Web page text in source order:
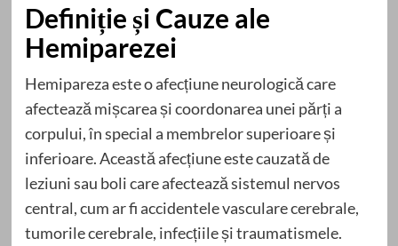
Definiție și Cauze ale
Hemiparezei
Hemipareza este o afecțiune neurologică care
afectează mișcarea și coordonarea unei părți a
corpului, în special a membrelor superioare și
inferioare. Această afecțiune este cauzată de
leziuni sau boli care afectează sistemul nervos
central, cum ar fi accidentele vasculare cerebrale,
tumorile cerebrale, infecțiile și traumatismele.